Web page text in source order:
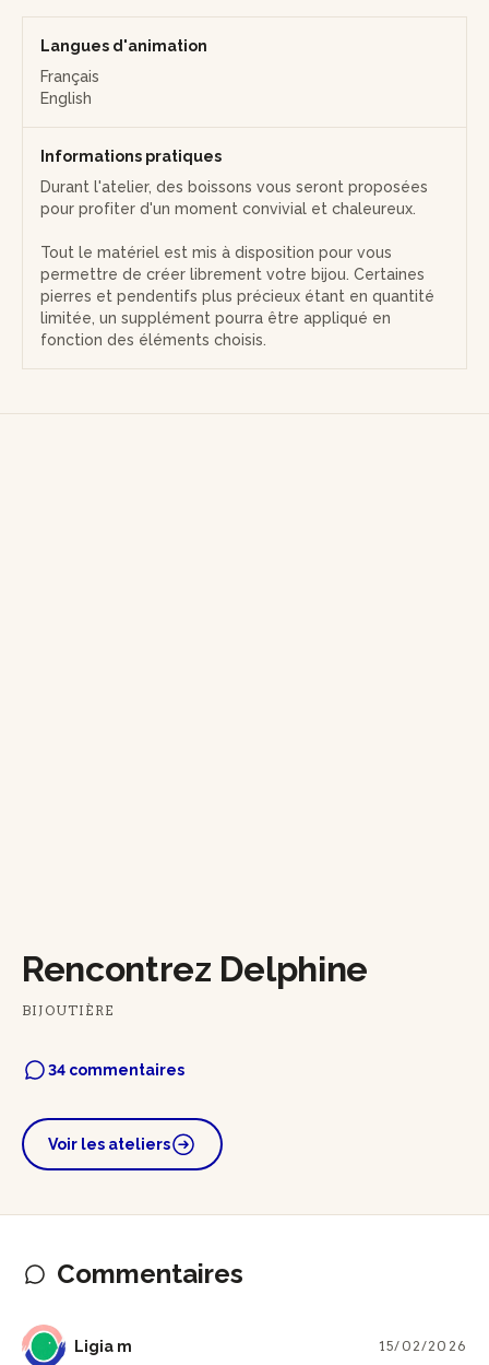
Langues d'animation
Français
English
Informations pratiques
Durant l'atelier, des boissons vous seront proposées
pour profiter d'un moment convivial et chaleureux.
Tout le matériel est mis à disposition pour vous
permettre de créer librement votre bijou. Certaines
pierres et pendentifs plus précieux étant en quantité
limitée, un supplément pourra être appliqué en
fonction des éléments choisis.
Rencontrez Delphine
BIJOUTIÈRE
34 commentaires
Voir les ateliers
Commentaires
LM Ligia m 15/02/2026